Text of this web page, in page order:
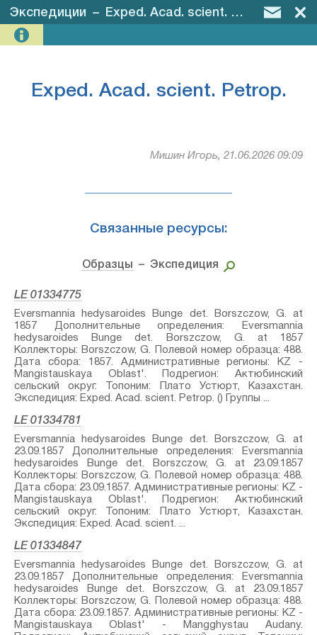
Экспедиции – Exped. Acad. scient. Petrop.
Exped. Acad. scient. Petrop.
Мишин Игорь, 21.06.2026 09:09
Связанные ресурсы:
Образцы – Экспедиция
LE 01334775
Eversmannia hedysaroides Bunge⁣ det. Borszczow, G. at
1857 Дополнительные определения: Eversmannia
hedysaroides Bunge⁣ det. Borszczow, G. at 1857
Коллекторы: Borszczow, G. Полевой номер образца: 488.
Дата сбора: 1857. Административные регионы: KZ -
Mangistauskaya Oblast'. Подрегион: Актюбинский
сельский округ. Топоним: Плато Устюрт, Казахстан.
Экспедиция: Exped. Acad. scient. Petrop. () Группы ...
LE 01334781
Eversmannia hedysaroides Bunge⁣ det. Borszczow, G. at
23.09.1857 Дополнительные определения: Eversmannia
hedysaroides Bunge⁣ det. Borszczow, G. at 23.09.1857
Коллекторы: Borszczow, G. Полевой номер образца: 488.
Дата сбора: 23.09.1857. Административные регионы: KZ -
Mangistauskaya Oblast'. Подрегион: Актюбинский
сельский округ. Топоним: Плато Устюрт, Казахстан.
Экспедиция: Exped. Acad. scient. ...
LE 01334847
Eversmannia hedysaroides Bunge⁣ det. Borszczow, G. at
23.09.1857 Дополнительные определения: Eversmannia
hedysaroides Bunge⁣ det. Borszczow, G. at 23.09.1857
Коллекторы: Borszczow, G. Полевой номер образца: 488.
Дата сбора: 23.09.1857. Административные регионы: KZ -
Mangistauskaya Oblast' - Mangghystau Audany.